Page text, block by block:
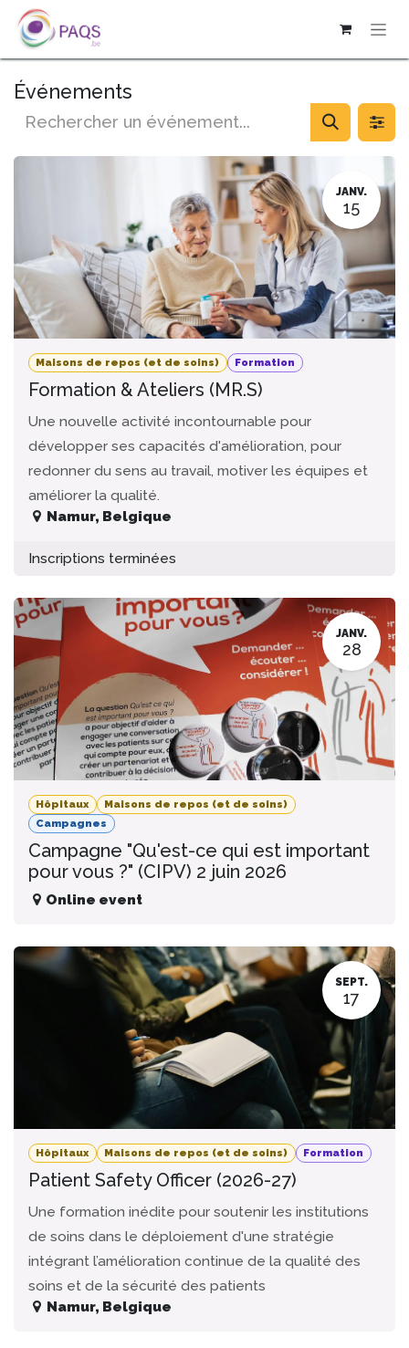
SE RENDRE AU CONTENU
Événements
JANV.
15
Maisons de repos (et de soins) Formation
Formation & Ateliers (MR.S)
Une nouvelle activité incontournable pour
développer ses capacités d'amélioration, pour
redonner du sens au travail, motiver les équipes et
améliorer la qualité.
Namur, Belgique
Inscriptions terminées
JANV.
28
Hôpitaux
Maisons de repos (et de soins)
Campagnes
Campagne "Qu'est-ce qui est important
pour vous ?" (CIPV) 2 juin 2026
Online event
SEPT.
17
Hôpitaux Maisons de repos (et de soins) Formation
Patient Safety Officer (2026-27)
Une formation inédite pour soutenir les institutions
de soins dans le déploiement d'une stratégie
intégrant l’amélioration continue de la qualité des
soins et de la sécurité des patients
Namur, Belgique